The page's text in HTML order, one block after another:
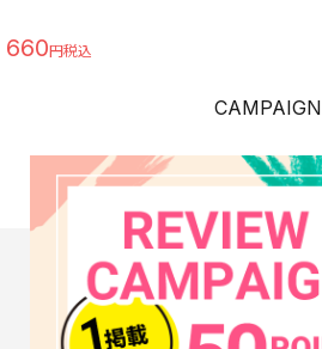
660
CAMPAIGN